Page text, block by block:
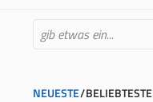
NEUESTE BELIEBTESTE